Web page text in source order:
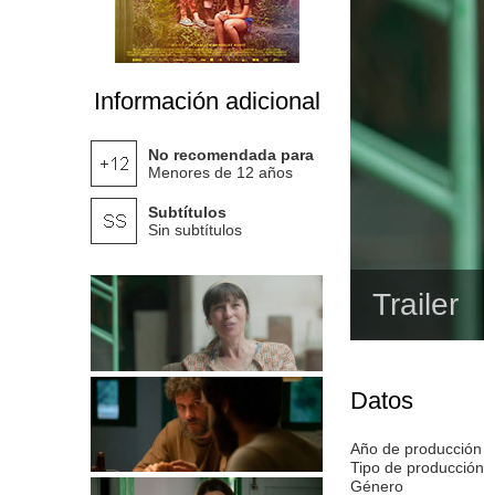
Información adicional
No recomendada para
Menores de 12 años
Subtítulos
Sin subtítulos
Trailer
Datos
Año de producción
Tipo de producción
Género